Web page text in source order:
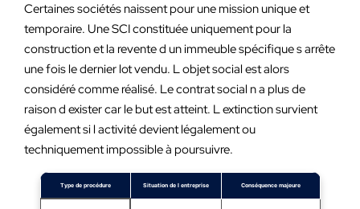
Certaines sociétés naissent pour une mission unique et
temporaire. Une SCI constituée uniquement pour la
construction et la revente d un immeuble spécifique s arrête
une fois le dernier lot vendu. L objet social est alors
considéré comme réalisé. Le contrat social n a plus de
raison d exister car le but est atteint. L extinction survient
également si l activité devient légalement ou
techniquement impossible à poursuivre.
Type de procédure Situation de l entreprise Conséquence majeure